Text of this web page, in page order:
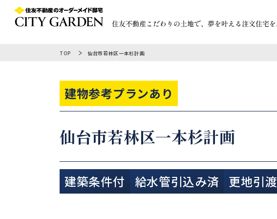
TOP 仙台市若林区一本杉計画
建物参考プランあり
仙台市若林区一本杉計画
建築条件付 給水管引込み済 更地引渡